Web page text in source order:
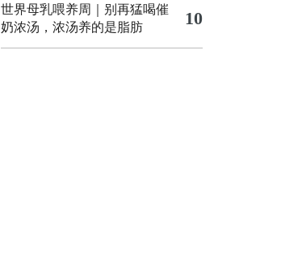
世界母乳喂养周｜别再猛喝催
奶浓汤，浓汤养的是脂肪
10